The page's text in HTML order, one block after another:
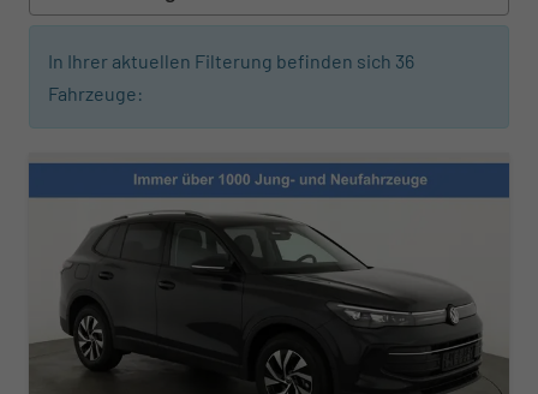
In Ihrer aktuellen Filterung befinden sich 36
Fahrzeuge: